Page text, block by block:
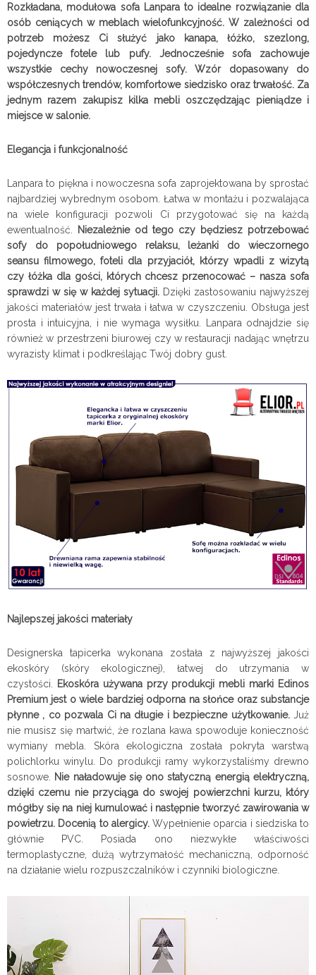
Rozkładana, modułowa sofa Lanpara to idealne rozwiązanie dla
osób ceniących w meblach wielofunkcyjność. W zależności od
potrzeb możesz Ci służyć jako kanapa, łóżko, szezlong,
pojedyncze fotele lub pufy. Jednocześnie sofa zachowuje
wszystkie cechy nowoczesnej sofy. Wzór dopasowany do
współczesnych trendów, komfortowe siedzisko oraz trwałość. Za
jednym razem zakupisz kilka mebli oszczędzając pieniądze i
miejsce w salonie.
Elegancja i funkcjonalność
Lanpara to piękna i nowoczesna sofa zaprojektowana by sprostać
najbardziej wybrednym osobom. Łatwa w montażu i pozwalająca
na wiele konfiguracji pozwoli Ci przygotować się na każdą
ewentualność.
Niezależnie od tego czy będziesz potrzebować
sofy do popołudniowego relaksu, leżanki do wieczornego
seansu filmowego, foteli dla przyjaciół, którzy wpadli z wizytą
czy łóżka dla gości, których chcesz przenocować – nasza sofa
sprawdzi w się w każdej sytuacji. Dzięki zastosowaniu najwyższej
jakości materiałów jest trwała i łatwa w czyszczeniu. Obsługa jest
prosta i intuicyjna, i nie wymaga wysiłku. Lanpara odnajdzie się
również w przestrzeni biurowej czy w restauracji nadając wnętrzu
wyrazisty klimat i podkreślając Twój dobry gust.
Najlepszej jakości materiały
Designerska tapicerka wykonana została z najwyższej jakości
ekoskóry (skóry ekologicznej), łatwej do utrzymania w
czystości. Ekoskóra używana przy produkcji mebli marki Edinos
Premium jest o wiele bardziej odporna na słońce oraz substancje
płynne , co pozwala Ci na długie i bezpieczne użytkowanie.Już
nie musisz się martwić, że rozlana kawa spowoduje konieczność
wymiany mebla. Skóra ekologiczna została pokryta warstwą
polichlorku winylu. Do produkcji ramy wykorzystaliśmy drewno
sosnowe. Nie naładowuje się ono statyczną energią elektryczną,
dzięki czemu nie przyciąga do swojej powierzchni kurzu, który
mógłby się na niej kumulować i następnie tworzyć zawirowania w
powietrzu. Docenią to alergicy.Wypełnienie oparcia i siedziska to
głównie PVC. Posiada ono niezwykłe właściwości
termoplastyczne, dużą wytrzymałość mechaniczną, odporność
na działanie wielu rozpuszczalników i czynniki biologiczne.